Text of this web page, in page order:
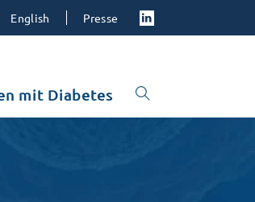
English Presse
mit Diabetes